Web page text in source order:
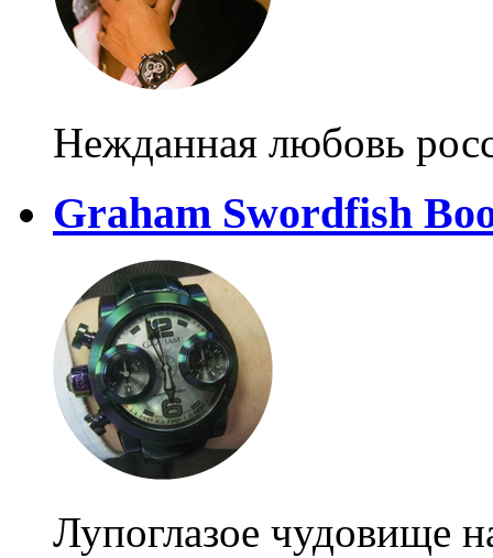
Нежданная любовь
Graham Swordfish
Лупоглазое чудовище